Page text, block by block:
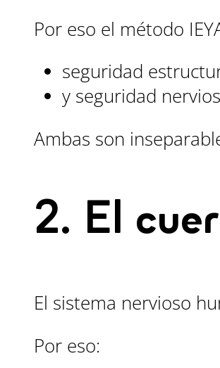
Por eso el método
seguridad
y seguridad
Ambas son
2. El
El sistema nervioso
Por eso: